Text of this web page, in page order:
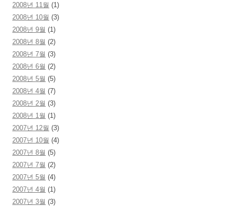
2008년 11월 (1)
2008년 10월 (3)
2008년 9월 (1)
2008년 8월 (2)
2008년 7월 (3)
2008년 6월 (2)
2008년 5월 (5)
2008년 4월 (7)
2008년 2월 (3)
2008년 1월 (1)
2007년 12월 (3)
2007년 10월 (4)
2007년 8월 (5)
2007년 7월 (2)
2007년 5월 (4)
2007년 4월 (1)
2007년 3월 (3)